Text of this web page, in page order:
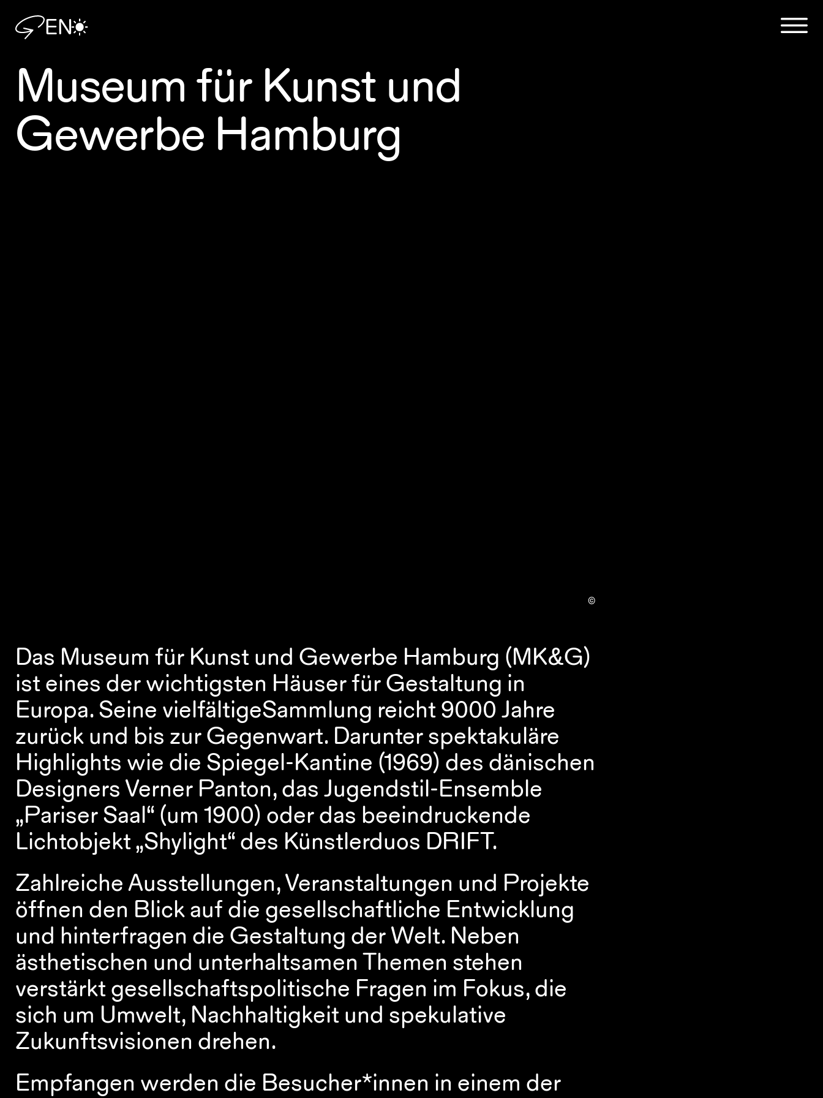
EN
Museum für Kunst und
Gewerbe Hamburg
©
Das Museum für Kunst und Gewerbe Hamburg (MK&G)
ist eines der wichtigsten Häuser für Gestaltung in
Europa. Seine vielfältigeSammlung reicht 9000 Jahre
zurück und bis zur Gegenwart. Darunter spektakuläre
Highlights wie die Spiegel-Kantine (1969) des dänischen
Designers Verner Panton, das Jugendstil-Ensemble
„Pariser Saal“ (um 1900) oder das beeindruckende
Lichtobjekt „Shylight“ des Künstlerduos DRIFT.
Zahlreiche Ausstellungen, Veranstaltungen und Projekte
öffnen den Blick auf die gesellschaftliche Entwicklung
und hinterfragen die Gestaltung der Welt. Neben
ästhetischen und unterhaltsamen Themen stehen
verstärkt gesellschaftspolitische Fragen im Fokus, die
sich um Umwelt, Nachhaltigkeit und spekulative
Zukunftsvisionen drehen.
Empfangen werden die Besucher*innen in einem der